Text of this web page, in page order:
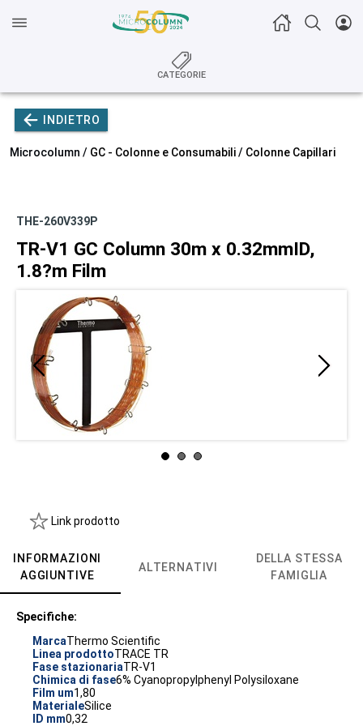
CATEGORIE
INDIETRO
Microcolumn / GC - Colonne e Consumabili/ Colonne Capillari
THE-260V339P
TR-V1 GC Column 30m x 0.32mmID,
1.8?m Film
Link prodotto
INFORMAZIONI
AGGIUNTIVE
ALTERNATIVI
DELLA STESSA
FAMIGLIA
Specifiche:
MarcaThermo Scientific
Linea prodottoTRACE TR
Fase stazionariaTR-V1
Chimica di fase6% Cyanopropylphenyl Polysiloxane
Film um1,80
MaterialeSilice
ID mm0,32